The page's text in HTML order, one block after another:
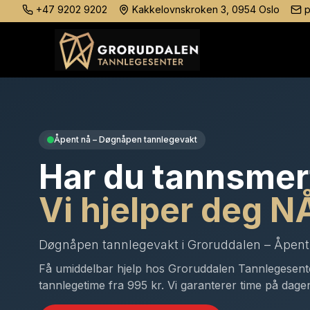
+47 9202 9202 Kakkelovnskroken 3, 0954 Oslo
Åpent nå – Døgnåpen tannlegevakt
Har du
Vi hjelper deg
Døgnåpen tannlegevakt i Groruddalen –
Få umiddelbar hjelp hos Groruddalen
tannlegetime fra 995 kr. Vi garanterer time på